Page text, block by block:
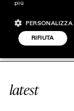
latest
più
RIFIUTA
PERSONALIZZA